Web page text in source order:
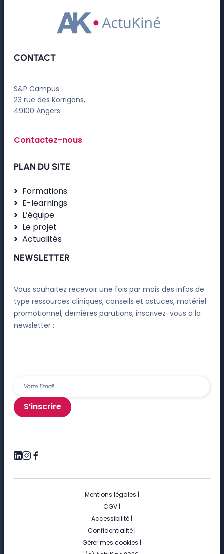
CONTACT
S&P Campus
23 rue des Korrigans,
49100 Angers
Contactez-nous
PLAN DU SITE
Formations
E-learnings
L’équipe
Le projet
Actualités
NEWSLETTER
Vous souhaitez recevoir une fois par mois des infos de
type ressources cliniques, conseils et astuces, matériel
promotionnel, dernières parutions, inscrivez-vous à la
newsletter :
S’inscrire
Mentions légales |
CGV |
Accessibilité |
Confidentialité |
Gérer mes cookies |